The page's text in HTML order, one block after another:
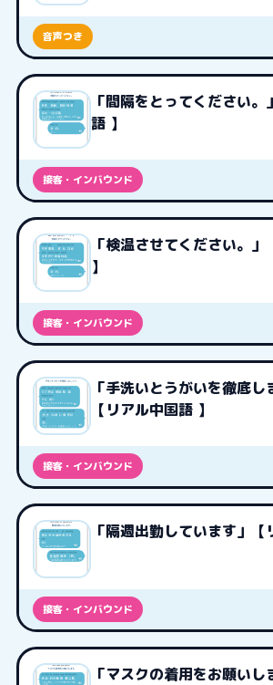
音声つき
「間隔をとってください
語 】
接客・インバウンド
「検温させてください。
】
接客・インバウンド
「手洗いとうがいを徹底し
【リアル中国語 】
接客・インバウンド
「隔週出勤しています」【
接客・インバウンド
「マスクの着用をお願い